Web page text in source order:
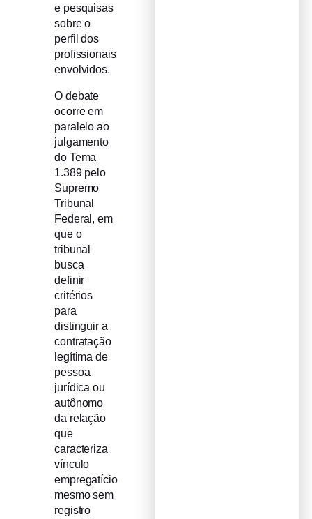
e pesquisas
sobre o
perfil dos
profissionais
envolvidos.
O debate
ocorre em
paralelo ao
julgamento
do Tema
1.389 pelo
Supremo
Tribunal
Federal, em
que o
tribunal
busca
definir
critérios
para
distinguir a
contratação
legítima de
pessoa
jurídica ou
autônomo
da relação
que
caracteriza
vínculo
empregatício
mesmo sem
registro